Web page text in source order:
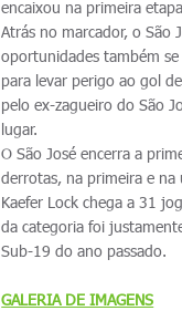
encaixou na primeira
Atrás no marcador, o
oportunidades também
para levar perigo ao gol
pelo ex-zagueiro do São
lugar.
O São José encerra a
derrotas, na primeira e na
Kaefer Lock chega a 31
da categoria foi
Sub-19 do ano passado.
GALERIA DE IMAGENS